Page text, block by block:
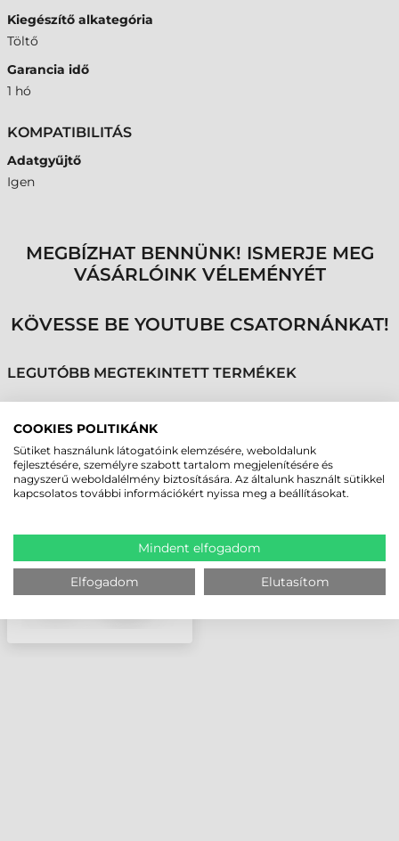
Kiegészítő alkategória
Töltő
Garancia idő
1 hó
KOMPATIBILITÁS
Adatgyűjtő
Igen
MEGBÍZHAT BENNÜNK! ISMERJE MEG
VÁSÁRLÓINK VÉLEMÉNYÉT
KÖVESSE BE YOUTUBE CSATORNÁNKAT!
LEGUTÓBB MEGTEKINTETT TERMÉKEK
ZEBRA TÖLTŐ
ÁLLOMÁS, 4 ESZKÖZ
RÉSZÉRE
COOKIES POLITIKÁNK
Sütiket használunk látogatóink elemzésére, weboldalunk
fejlesztésére, személyre szabott tartalom megjelenítésére és
nagyszerű weboldalélmény biztosítására. Az általunk használt sütikkel
kapcsolatos további információkért nyissa meg a beállításokat.
Mindent elfogadom
Elfogadom Elutasítom